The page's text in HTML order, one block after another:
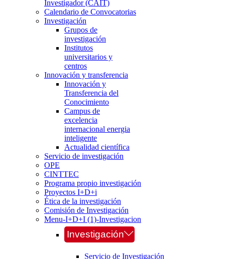
Investigador (CAIT)
Calendario de Convocatorias
Investigación
Grupos de
investigación
Institutos
universitarios y
centros
Innovación y transferencia
Innovación y
Transferencia del
Conocimiento
Campus de
excelencia
internacional energia
inteligente
Actualidad científica
Servicio de investigación
OPE
CINTTEC
Programa propio investigación
Proyectos I+D+i
Ética de la investigación
Comisión de Investigación
Menu-I+D+I (1)-Investigacion
Investigación
Servicio de Investigación